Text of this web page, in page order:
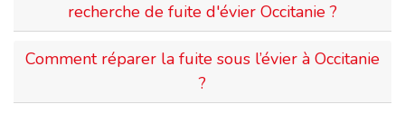
recherche de fuite d'évier Occitanie ?
Comment réparer la fuite sous l’évier à Occitanie
?